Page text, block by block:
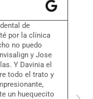
de
por la clínica
no puedo
y Jose
Y Davinia el
todo el trato y
un huequecito